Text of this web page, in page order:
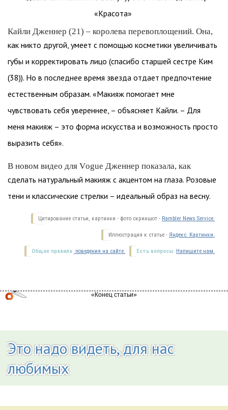
Кайли Дженнер (21) – королева перевоплощений. Она,
как никто другой, умеет с помощью косметики увеличивать
губы и корректировать лицо (спасибо старшей сестре Ким
(38)). Но в последнее время звезда отдает предпочтение
естественным образам. «Макияж помогает мне
чувствовать себя увереннее, – объясняет Кайли. – Для
меня макияж – это форма искусства и возможность просто
выразить себя».
В новом видео для Vogue Дженнер показала, как
сделать натуральный макияж с акцентом на глаза. Розовые
тени и классические стрелки – идеальный образ на весну.
Цитирование статьи, картинки - фото скриншот - Rambler News Service.
Иллюстрация к статье - Яндекс. Картинки.
Есть вопросы. Напишите нам.
Общие правила поведения на сайте.
Это надо видеть, для нас
любимых